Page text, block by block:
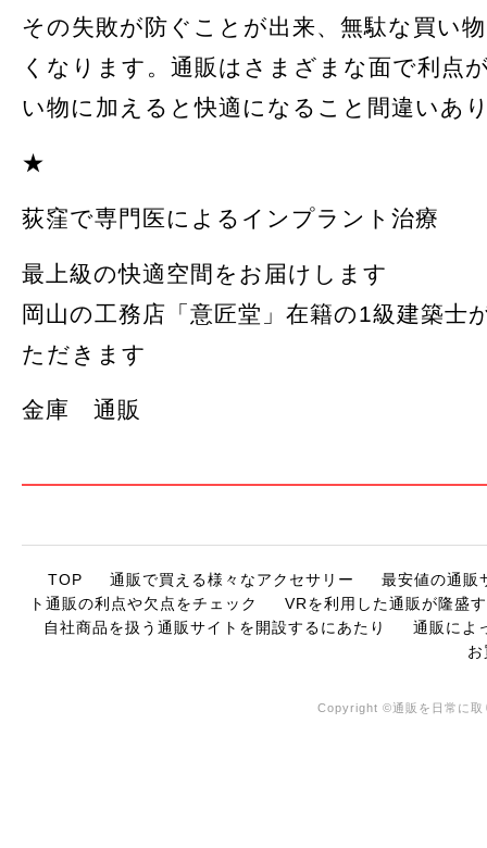
その失敗が防ぐことが出来、無駄な買い
くなります。通販はさまざまな面で利点
い物に加えると快適になること間違いあ
★
荻窪で専門医によるインプラント治療
最上級の快適空間をお届けします
岡山の工務店「意匠堂」在籍の1級建築士
ただきます
金庫 通販
TOP 通販で買える様々なアクセサリー
最安値の通販
ト通販の利点や欠点をチェック
VRを利用した通販が隆盛
自社商品を扱う通販サイトを開設するにあたり
通販によ
Copyright ©通販を日常に